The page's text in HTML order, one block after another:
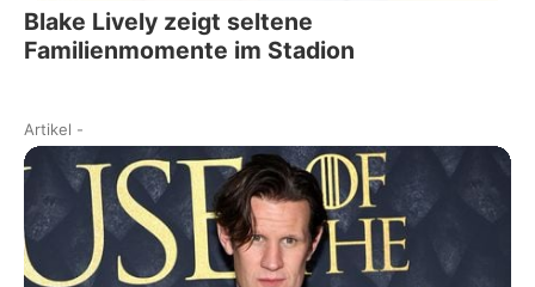
Blake Lively zeigt seltene
Familienmomente im Stadion
Artikel -